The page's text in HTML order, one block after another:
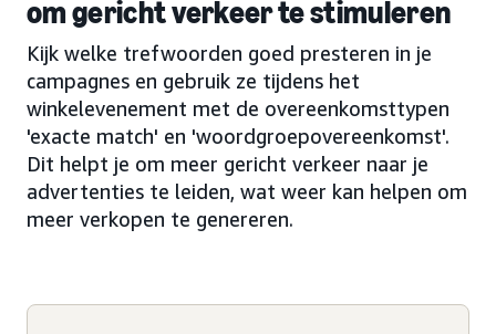
om gericht verkeer te stimuleren
Kijk welke trefwoorden goed presteren in je
campagnes en gebruik ze tijdens het
winkelevenement met de overeenkomsttypen
'exacte match' en 'woordgroepovereenkomst'.
Dit helpt je om meer gericht verkeer naar je
advertenties te leiden, wat weer kan helpen om
meer verkopen te genereren.